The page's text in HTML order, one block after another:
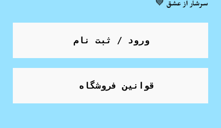
سرشار از عشق 💙
ورود / ثبت نام
قوانین فروشگاه